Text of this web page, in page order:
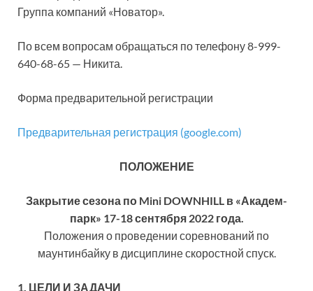
Группа компаний «Новатор».
По всем вопросам обращаться по телефону 8-999-
640-68-65 — Никита.
Форма предварительной регистрации
Предварительная регистрация (google.com)
ПОЛОЖЕНИЕ
Закрытие сезона по Mini DOWNHILL в «Академ-
парк» 17-18 сентября 2022 года.
Положения о проведении соревнований по
маунтинбайку в дисциплине скоростной спуск.
1. ЦЕЛИ И ЗАДАЧИ